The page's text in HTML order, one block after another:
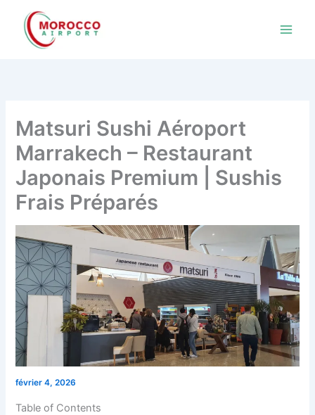
contenu
Matsuri Sushi Aéroport
Marrakech – Restaurant
Japonais Premium | Sushis
Frais Préparés
février 4, 2026
Table of Contents